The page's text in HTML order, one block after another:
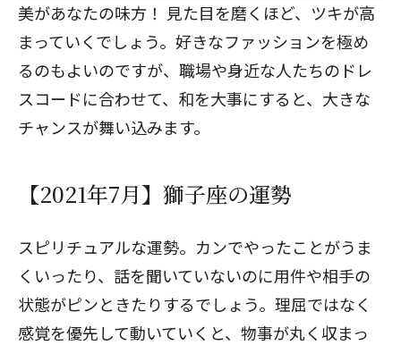
美があなたの味方！ 見た目を磨くほど、ツキが高
まっていくでしょう。好きなファッションを極め
るのもよいのですが、職場や身近な人たちのドレ
スコードに合わせて、和を大事にすると、大きな
チャンスが舞い込みます。
【2021年7月】獅子座の運勢
スピリチュアルな運勢。カンでやったことがうま
くいったり、話を聞いていないのに用件や相手の
状態がピンときたりするでしょう。理屈ではなく
感覚を優先して動いていくと、物事が丸く収まっ